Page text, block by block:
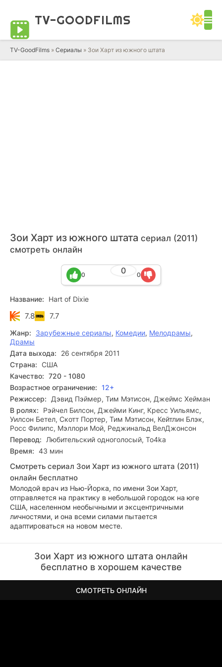
TV-GOODFILMS
TV-GoodFilms » Сериалы » Зои Харт из южного штата
Зои Харт из южного штата сериал (2011)
смотреть онлайн
0
0 0
Название: Hart of Dixie
7.8 7.7
Жанр: Зарубежные сериалы, Комедии, Мелодрамы,
Драмы
Дата выхода:
26 сентября 2011
Страна: США
Качество: 720 - 1080
Возрастное ограничение: 12+
Режиссер:
Дэвид Пэймер, Тим Мэтисон, Джеймс Хейман
В ролях:
Рэйчел Билсон, Джейми Кинг, Кресс Уильямс,
Уилсон Бетел, Скотт Портер, Тим Мэтисон, Кейтлин Блэк,
Росс Филипс, Мэллори Мой, Реджинальд ВелДжонсон
Перевод:
Любительский одноголосый, To4ka
Время: 43 мин
Смотреть сериал Зои Харт из южного штата (2011)
онлайн бесплатно
Молодой врач из Нью-Йорка, по имени Зои Харт,
отправляется на практику в небольшой городок на юге
США, населенном необычными и эксцентричными
личностями, и она всеми силами пытается
адаптироваться на новом месте.
Зои Харт из южного штата онлайн
бесплатно в хорошем качестве
СМОТРЕТЬ ОНЛАЙН